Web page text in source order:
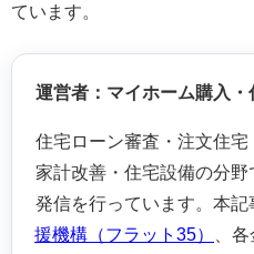
ています。
運営者：マイホーム購入
住宅ローン審査・注文住宅
家計改善・住宅設備の分
発信を行っています。本記
援機構（フラット35）
、